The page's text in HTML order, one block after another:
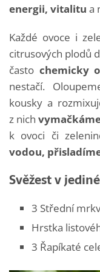
energii, vitalitu a
Každé ovoce i
citrusových plodů
často chemicky
nestačí.
kousky a
z nich
k ovoci či
vodou,
Svěžest v
3 Střední
Hrstka
3 Řapíkaté